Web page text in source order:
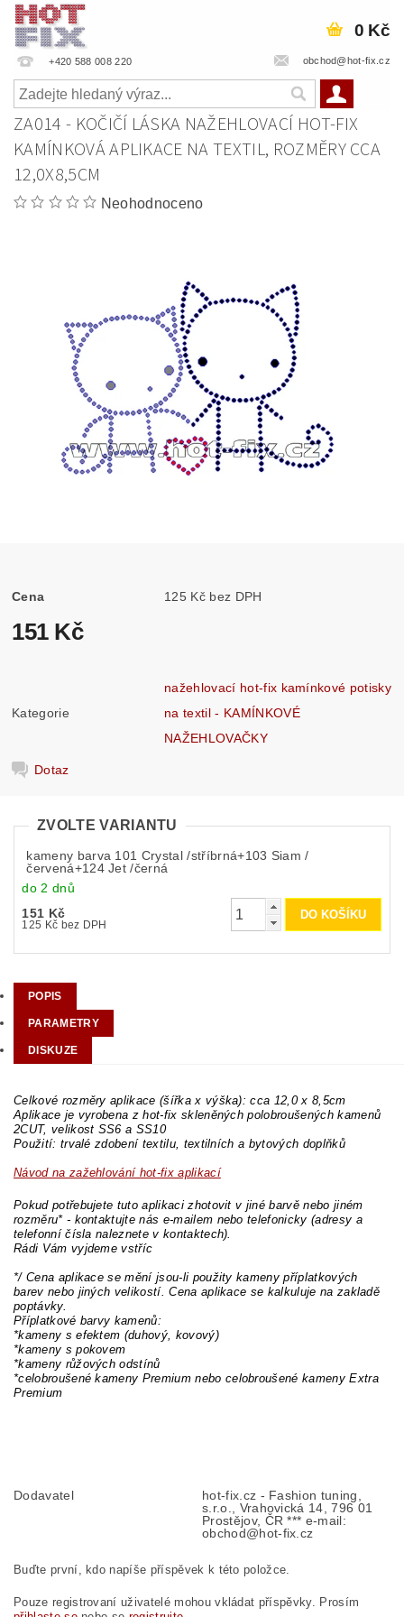
+420 588 008 220 obchod@hot-fix.cz
0 Kč
ZA014 - KOČIČÍ LÁSKA NAŽEHLOVACÍ HOT-FIX
KAMÍNKOVÁ APLIKACE NA TEXTIL, ROZMĚRY CCA
12,0X8,5CM
Neohodnoceno
Cena 125 Kč bez DPH
151 Kč
Kategorie
nažehlovací hot-fix kamínkové potisky
na textil - KAMÍNKOVÉ
NAŽEHLOVAČKY
Dotaz
ZVOLTE VARIANTU
kameny barva 101 Crystal /stříbrná+103 Siam /
červená+124 Jet /černá
do 2 dnů
151 Kč
125 Kč bez DPH
POPIS
PARAMETRY
DISKUZE
Celkové rozměry aplikace (šířka x výška): cca 12,0 x 8,5cm
Aplikace je vyrobena z hot-fix skleněných polobroušených kamenů
2CUT, velikost SS6 a SS10
Použití: trvalé zdobení textilu, textilních a bytových doplňků
Návod na zažehlování hot-fix aplikací
Pokud potřebujete tuto aplikaci zhotovit v jiné barvě nebo jiném
rozměru* - kontaktujte nás e-mailem nebo telefonicky (adresy a
telefonní čísla naleznete v kontaktech).
Rádi Vám vyjdeme vstříc
*/ Cena aplikace se mění jsou-li použity kameny příplatkových
barev nebo jiných velikostí. Cena aplikace se kalkuluje na zakladě
poptávky.
Příplatkové barvy kamenů:
*kameny s efektem (duhový, kovový)
*kameny s pokovem
*kameny růžových odstínů
*celobroušené kameny Premium nebo celobroušené kameny Extra
Premium
Dodavatel
hot-fix.cz - Fashion tuning,
s.r.o., Vrahovická 14, 796 01
Prostějov, ČR *** e-mail:
obchod@hot-fix.cz
Buďte první, kdo napíše příspěvek k této položce.
Pouze registrovaní uživatelé mohou vkládat příspěvky. Prosím